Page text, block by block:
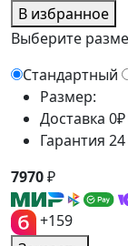
В избранное
Выберите
Стандартный
Размер:
Доставка
Гарантия
7970₽
+159